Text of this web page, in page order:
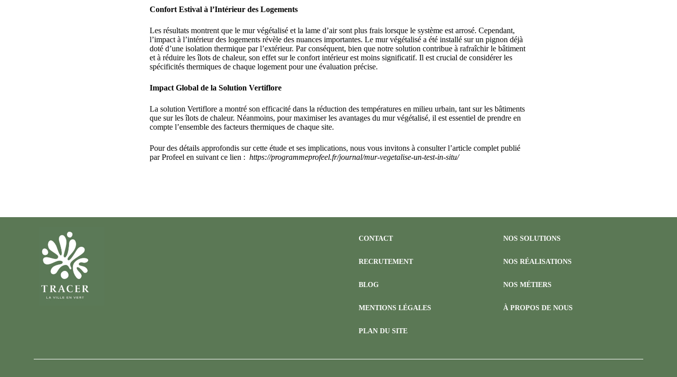
Confort Estival à l’Intérieur des Logements
Les résultats montrent que le mur végétalisé et la lame d’air sont plus frais lorsque le système est arrosé. Cependant,
l’impact à l’intérieur des logements révèle des nuances importantes. Le mur végétalisé a été installé sur un pignon déjà
doté d’une isolation thermique par l’extérieur. Par conséquent, bien que notre solution contribue à rafraîchir le bâtiment
et à réduire les îlots de chaleur, son effet sur le confort intérieur est moins significatif. Il est crucial de considérer les
spécificités thermiques de chaque logement pour une évaluation précise.
Impact Global de la Solution Vertiflore
La solution Vertiflore a montré son efficacité dans la réduction des températures en milieu urbain, tant sur les bâtiments
que sur les îlots de chaleur. Néanmoins, pour maximiser les avantages du mur végétalisé, il est essentiel de prendre en
compte l’ensemble des facteurs thermiques de chaque site.
Pour des détails approfondis sur cette étude et ses implications, nous vous invitons à consulter l’article complet publié
par Profeel en suivant ce lien : https://programmeprofeel.fr/journal/mur-vegetalise-un-test-in-situ/
CONTACT
RECRUTEMENT
BLOG
MENTIONS LÉGALES
PLAN DU SITE
NOS SOLUTIONS
NOS RÉALISATIONS
NOS MÉTIERS
À PROPOS DE NOUS